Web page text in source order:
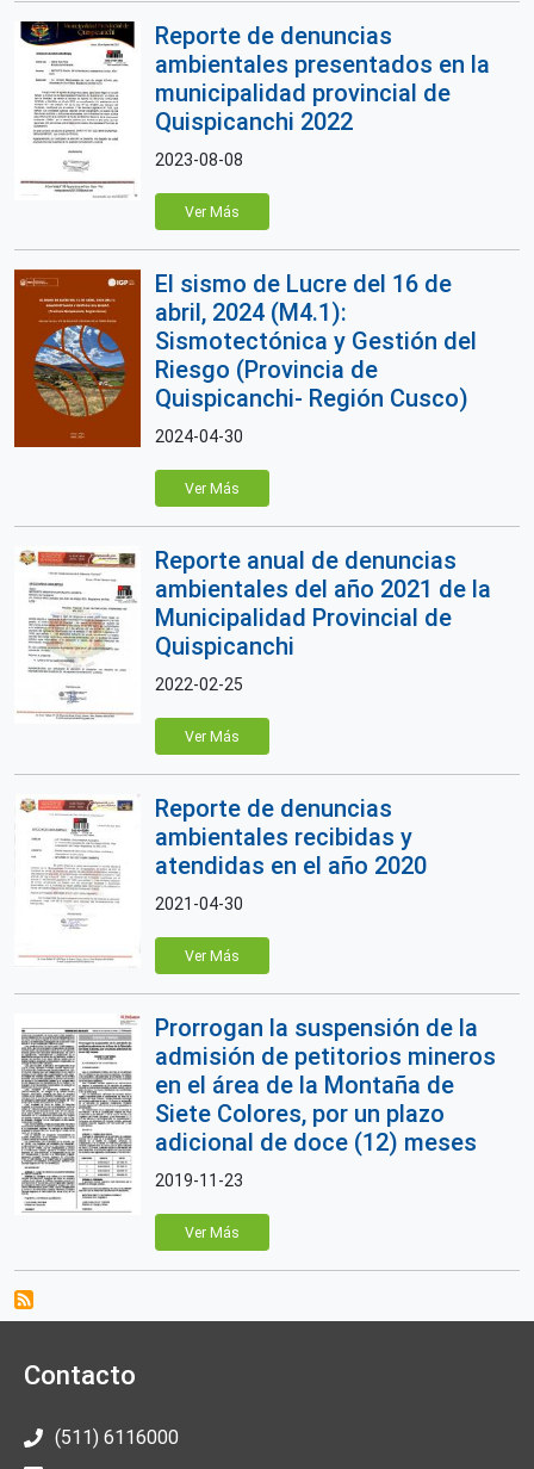
Reporte de denuncias
ambientales presentados en la
municipalidad provincial de
Quispicanchi 2022
2023-08-08
Ver Más
El sismo de Lucre del 16 de
abril, 2024 (M4.1):
Sismotectónica y Gestión del
Riesgo (Provincia de
Quispicanchi- Región Cusco)
2024-04-30
Ver Más
Reporte anual de denuncias
ambientales del año 2021 de la
Municipalidad Provincial de
Quispicanchi
2022-02-25
Ver Más
Reporte de denuncias
ambientales recibidas y
atendidas en el año 2020
2021-04-30
Ver Más
Prorrogan la suspensión de la
admisión de petitorios mineros
en el área de la Montaña de
Siete Colores, por un plazo
adicional de doce (12) meses
2019-11-23
Ver Más
Contacto
(511) 6116000